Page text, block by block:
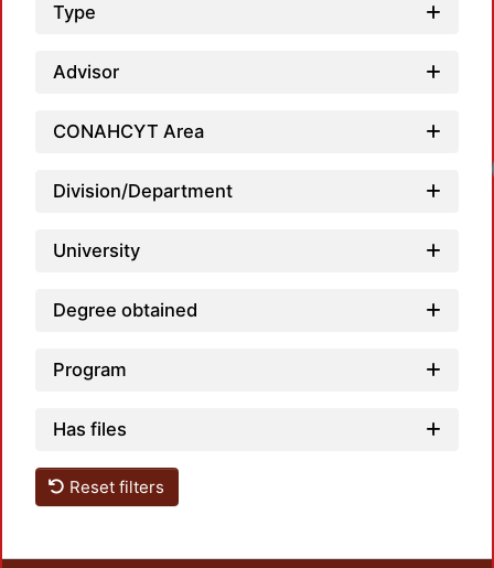
Type
Advisor
CONAHCYT Area
Division/Department
University
Degree obtained
Program
Has files
Reset filters